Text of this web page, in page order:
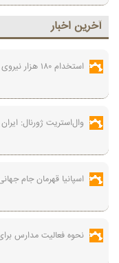
آخرين اخبار
استخدام ۱۸۰ هزار نیروی جدید در آموزش‌ و پرورش
وال‌استریت ژورنال:
اسپانیا قهرمان جام
نحوه فعالیت مدارس